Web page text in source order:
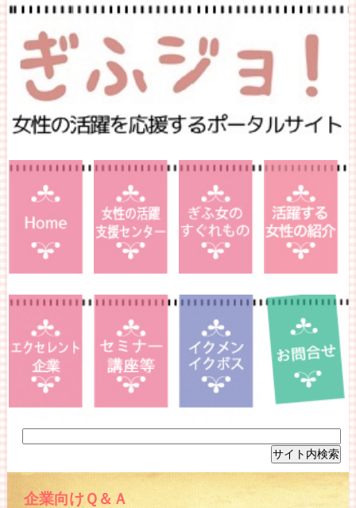
企業向けＱ＆Ａ